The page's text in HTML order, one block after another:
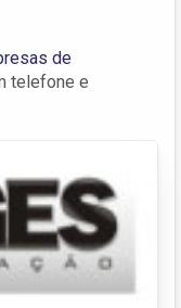
de
telefone e